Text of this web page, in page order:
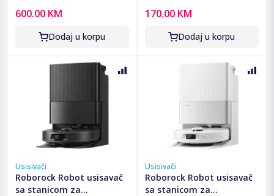
BWD421PRO
600.00 KM
Dodaj u korpu
XB1142/10
170.00 KM
Dodaj u korpu
Usisivači
Roborock Robot usisavač
sa stanicom za
Usisivači
Roborock Robot usisavač
sa stanicom za